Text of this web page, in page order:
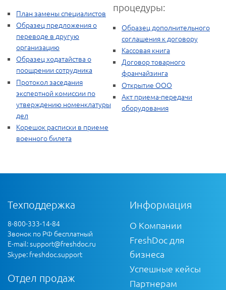
План замены специалистов
Образец предложения о
переводе в другую
организацию
Образец ходатайства о
поощрении сотрудника
Протокол заседания
экспертной комиссии по
утверждению номенклатуры
дел
Корешок расписки в приеме
военного билета
процедуры:
Образец дополнительного
соглашения к договору
Кассовая книга
Договор товарного
франчайзинга
Открытие ООО
Акт приема-передачи
оборудования
Техподдержка
8-800-333-14-84
Звонок по РФ бесплатный
E-mail:support@freshdoc.ru
Skype: freshdoc.support
Отдел продаж
Информация
О Компании
FreshDoc для
бизнеса
Успешные кейсы
Партнерам